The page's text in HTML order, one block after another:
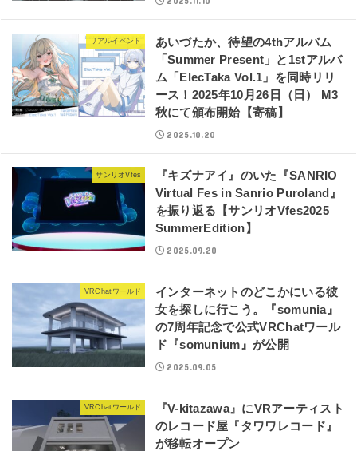
リアルイベント
あいづたか、待望の4thアルバム
「Summer Present」と1stアルバ
ム「ElecTaka Vol.1」を同時リリ
ース！2025年10月26日（日） M3
秋にて頒布開始【寄稿】
2025.10.20
サンリオVfes
『キズナアイ』のいた『SANRIO
Virtual Fes in Sanrio Puroland』
を振り返る【サンリオVfes2025
SummerEdition】
2025.09.20
VRChatワールド
インターネットのどこかにいる彼
女を探しに行こう。『somunia』
の7周年記念で公式VRChatワール
ド『somunium』が公開
2025.09.05
VRChatワールド
『V-kitazawa』にVRアーティスト
のレコード屋『タワワレコード』
が移転オープン